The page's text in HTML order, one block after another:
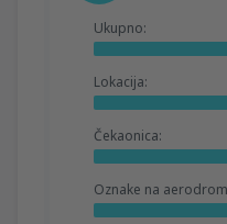
Ukupno:
Lokacija:
Čekaonica:
Oznake na